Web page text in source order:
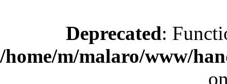
Deprecated:
/home/m/malaro/www/